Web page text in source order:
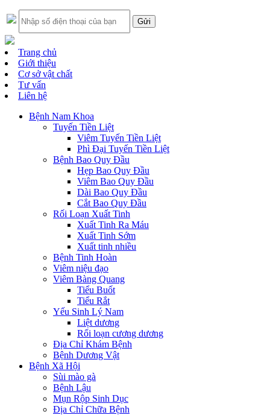
Trang chủ
Giới thiệu
Cơ sở vật chất
Tư vấn
Liên hệ
Bệnh Nam Khoa
Tuyến Tiền Liệt
Viêm Tuyến Tiền Liệt
Phì Đại Tuyến Tiền Liệt
Bệnh Bao Quy Đầu
Hẹp Bao Quy Đầu
Viêm Bao Quy Đầu
Dài Bao Quy Đầu
Cắt Bao Quy Đầu
Rối Loạn Xuất Tinh
Xuất Tinh Ra Máu
Xuất Tinh Sớm
Xuất tinh nhiều
Bệnh Tinh Hoàn
Viêm niệu đạo
Viêm Bàng Quang
Tiểu Buốt
Tiểu Rắt
Yếu Sinh Lý Nam
Liệt dương
Rối loạn cương dương
Địa Chỉ Khám Bệnh
Bệnh Dương Vật
Bệnh Xã Hội
Sùi mào gà
Bệnh Lậu
Mụn Rộp Sinh Dục
Địa Chỉ Chữa Bệnh